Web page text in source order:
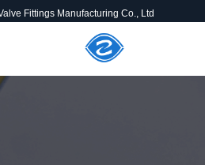
Fittings Manufacturing Co., Ltd.